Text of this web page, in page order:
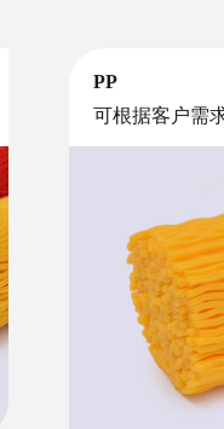
PP
可根据客户需